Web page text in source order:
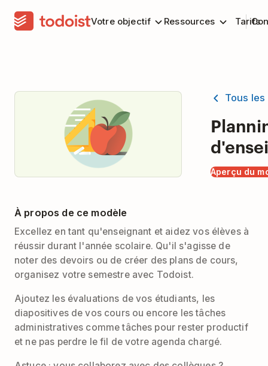
Votre objectif Ressources Tarifs
Tous
Aperçu du
À propos de ce modèle
Excellez en tant qu'enseignant et aidez vos élèves à
réussir durant l'année scolaire. Qu'il s'agisse de
noter des devoirs ou de créer des plans de cours,
organisez votre semestre avec Todoist.
Ajoutez les évaluations de vos étudiants, les
diapositives de vos cours ou encore les tâches
administratives comme tâches pour rester productif
et ne pas perdre le fil de votre agenda chargé.